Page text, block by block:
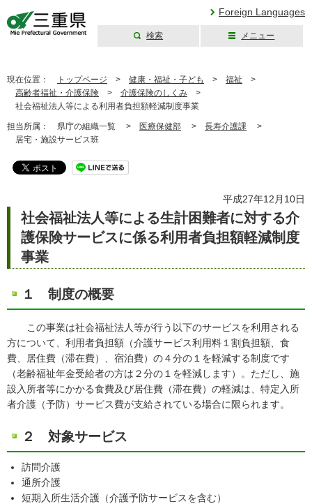
Foreign Languages
検索 メニュー
現在位置： トップページ > 健康・福祉・子ども > 福祉 >
高齢者福祉・介護保険 > 介護保険のしくみ >
社会福祉法人等による利用者負担額軽減制度事業
担当所属： 県庁の組織一覧 > 医療保健部 > 長寿介護課 >
居宅・施設サービス班
平成27年12月10日
社会福祉法人等による生計困難者に対する介
護保険サービスに係る利用者負担額軽減制度
事業
１ 制度の概要
この事業は社会福祉法人等が行う以下のサービスを利用される
方について、利用者負担額（介護サービス利用料１割負担額、食
費、居住費（滞在費）、宿泊費）の４分の１を軽減する制度です
（老齢福祉年金受給者の方は２分の１を軽減します）。ただし、施
設入所者等にかかる食費及び居住費（滞在費）の軽減は、特定入所
者介護（予防）サービス費が支給されている場合に限られます。
２ 対象サービス
訪問介護
通所介護
短期入所生活介護（介護予防サービスを含む）